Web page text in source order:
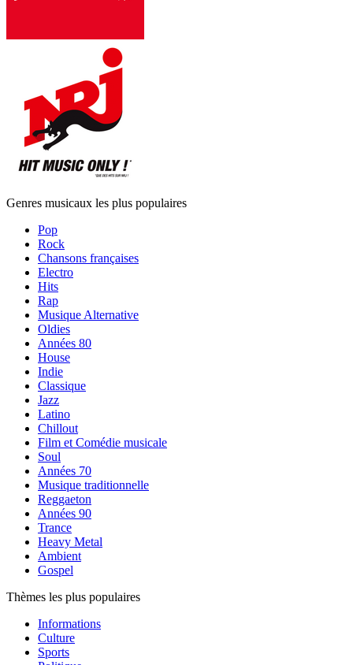
Genres musicaux les plus populaires
Pop
Rock
Chansons françaises
Electro
Hits
Rap
Musique Alternative
Oldies
Années 80
House
Indie
Classique
Jazz
Latino
Chillout
Film et Comédie musicale
Soul
Années 70
Musique traditionnelle
Reggaeton
Années 90
Trance
Heavy Metal
Ambient
Gospel
Thèmes les plus populaires
Informations
Culture
Sports